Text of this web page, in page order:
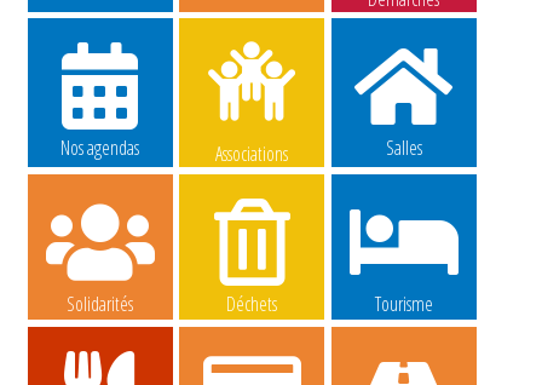
Nos agendas Associations Salles
Solidarités Déchets Tourisme